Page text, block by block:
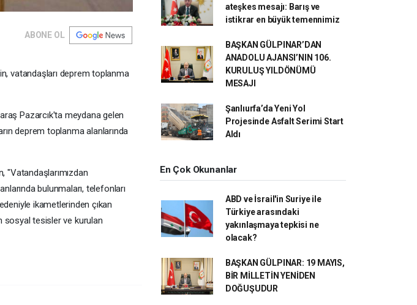
ABONE OL
vatandaşları deprem toplanma
Pazarcık'ta meydana gelen
deprem toplanma alanlarında
"Vatandaşlarımızdan
bulunmaları, telefonları
ikametlerinden çıkan
sosyal tesisler ve kurulan
ateşkes mesajı: Barış ve
istikrar en büyük temennimiz
BAŞKAN GÜLPINAR’DAN
ANADOLU AJANSI’NIN 106.
KURULUŞ YILDÖNÜMÜ
MESAJI
Şanlıurfa’da Yeni Yol
Projesinde Asfalt Serimi Start
Aldı
En Çok Okunanlar
ABD ve İsrail'in Suriye ile
Türkiye arasındaki
yakınlaşmaya tepkisi ne
olacak?
BAŞKAN GÜLPINAR: 19 MAYIS,
BİR MİLLETİN YENİDEN
DOĞUŞUDUR